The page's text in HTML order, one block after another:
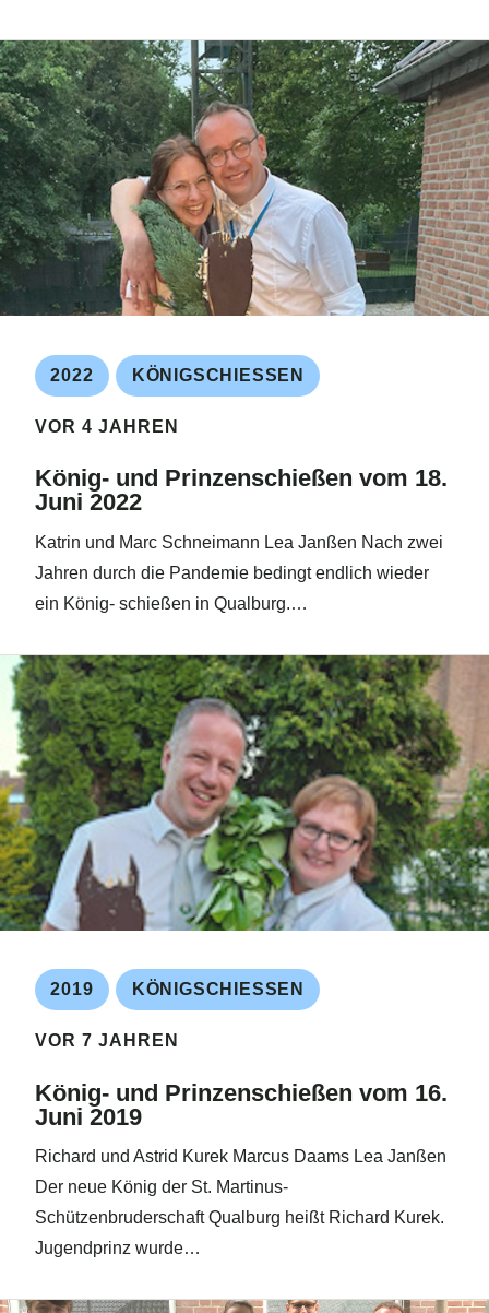
2022 KÖNIGSCHIESSEN
VOR 4 JAHREN
König- und Prinzenschießen vom 18.
Juni 2022
Katrin und Marc Schneimann Lea Janßen Nach zwei
Jahren durch die Pandemie bedingt endlich wieder
ein König- schießen in Qualburg.…
2019 KÖNIGSCHIESSEN
VOR 7 JAHREN
König- und Prinzenschießen vom 16.
Juni 2019
Richard und Astrid Kurek Marcus Daams Lea Janßen
Der neue König der St. Martinus-
Schützenbruderschaft Qualburg heißt Richard Kurek.
Jugendprinz wurde…